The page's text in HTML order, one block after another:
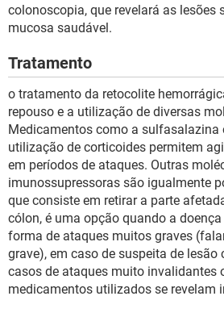
colonoscopia, que revelará as lesões
mucosa saudável.
Tratamento
o tratamento da retocolite
repouso e a utilização de diversas
Medicamentos como a sulfasalazina
utilização de corticoides permitem
em períodos de ataques. Outras
imunossupressoras são igualmente
que consiste em retirar a parte
cólon, é uma opção quando a
forma de ataques muitos graves
grave), em caso de suspeita de lesão
casos de ataques muito invalidantes
medicamentos utilizados se revelam